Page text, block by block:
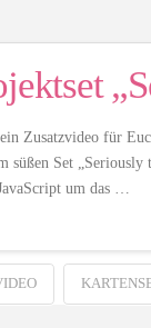
Zusatzvideo für
süßen Set
um das …